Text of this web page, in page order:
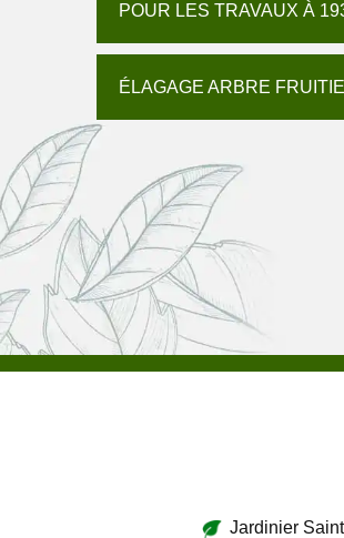
POUR LES TRAVAUX À
ÉLAGAGE ARBRE
Jardinier